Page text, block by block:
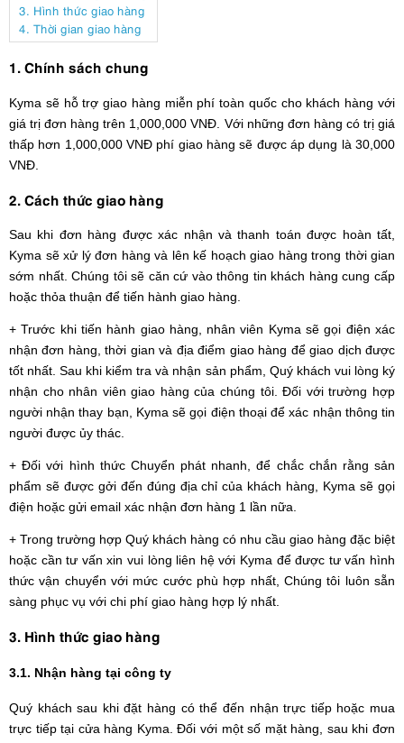
3. Hình thức giao hàng
4. Thời gian giao hàng
1. Chính sách chung
Kyma sẽ hỗ trợ giao hàng miễn phí toàn quốc cho khách hàng với
giá trị đơn hàng trên 1,000,000 VNĐ. Với những đơn hàng có trị giá
thấp hơn 1,000,000 VNĐ phí giao hàng sẽ được áp dụng là 30,000
VNĐ.
2. Cách thức giao hàng
Sau khi đơn hàng được xác nhận và thanh toán được hoàn tất,
Kyma sẽ xử lý đơn hàng và lên kế hoạch giao hàng trong thời gian
sớm nhất. Chúng tôi sẽ căn cứ vào thông tin khách hàng cung cấp
hoặc thỏa thuận để tiến hành giao hàng.
+ Trước khi tiến hành giao hàng, nhân viên Kyma sẽ gọi điện xác
nhận đơn hàng, thời gian và địa điểm giao hàng để giao dịch được
tốt nhất. Sau khi kiểm tra và nhận sản phẩm, Quý khách vui lòng ký
nhận cho nhân viên giao hàng của chúng tôi. Đối với trường hợp
người nhận thay bạn, Kyma sẽ gọi điện thoại để xác nhận thông tin
người được ủy thác.
+ Đối với hình thức Chuyển phát nhanh, để chắc chắn rằng sản
phẩm sẽ được gởi đến đúng địa chỉ của khách hàng, Kyma sẽ gọi
điện hoặc gửi email xác nhận đơn hàng 1 lần nữa.
+ Trong trường hợp Quý khách hàng có nhu cầu giao hàng đặc biệt
hoặc cần tư vấn xin vui lòng liên hệ với Kyma để được tư vấn hình
thức vận chuyển với mức cước phù hợp nhất, Chúng tôi luôn sẵn
sàng phục vụ với chi phí giao hàng hợp lý nhất.
3. Hình thức giao hàng
3.1. Nhận hàng tại công ty
Quý khách sau khi đặt hàng có thể đến nhận trực tiếp hoặc mua
trực tiếp tại cửa hàng Kyma. Đối với một số mặt hàng, sau khi đơn